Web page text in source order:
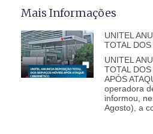
Mais Informações
UNITEL
TOTAL
UNITEL
TOTAL
APÓS
operadora
informou,
Agosto), a